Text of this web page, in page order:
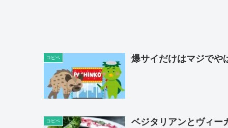
コピペ 爆サイだけはマジでや
コピペ ベジタリアンとヴィー